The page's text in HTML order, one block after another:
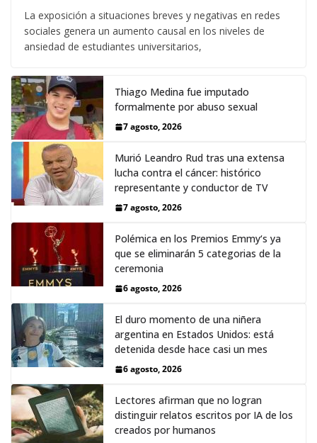
La exposición a situaciones breves y negativas en redes
sociales genera un aumento causal en los niveles de
ansiedad de estudiantes universitarios,
Thiago Medina fue imputado
formalmente por abuso sexual
7 agosto, 2026
Murió Leandro Rud tras una extensa
lucha contra el cáncer: histórico
representante y conductor de TV
7 agosto, 2026
Polémica en los Premios Emmy‘s ya
que se eliminarán 5 categorias de la
ceremonia
6 agosto, 2026
El duro momento de una niñera
argentina en Estados Unidos: está
detenida desde hace casi un mes
6 agosto, 2026
Lectores afirman que no logran
distinguir relatos escritos por IA de los
creados por humanos